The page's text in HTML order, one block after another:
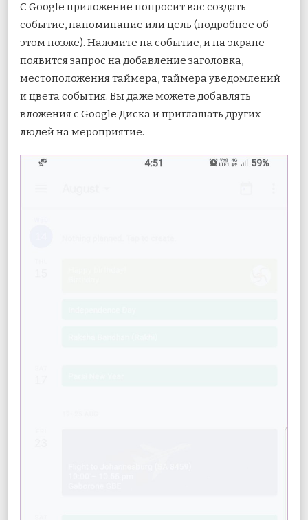
С Google приложение попросит вас создать
событие, напоминание или цель (подробнее об
этом позже). Нажмите на событие, и на экране
появится запрос на добавление заголовка,
местоположения таймера, таймера уведомлений
и цвета события. Вы даже можете добавлять
вложения с Google Диска и приглашать других
людей на мероприятие.